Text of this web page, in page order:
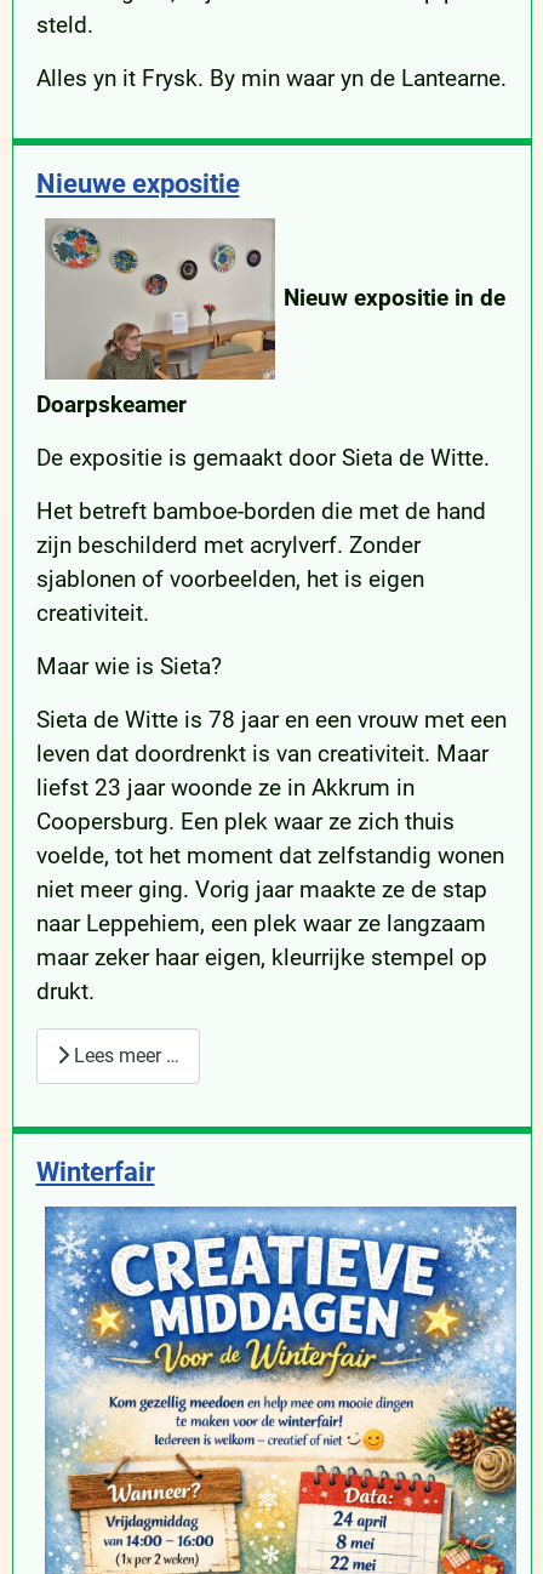
steld.
Alles yn it Frysk. By min waar yn de Lantearne.
Nieuwe expositie
Nieuw expositie in de
Doarpskeamer
De expositie is gemaakt door Sieta de Witte.
Het betreft bamboe-borden die met de hand
zijn beschilderd met acrylverf. Zonder
sjablonen of voorbeelden, het is eigen
creativiteit.
Maar wie is Sieta?
Sieta de Witte is 78 jaar en een vrouw met een
leven dat doordrenkt is van creativiteit. Maar
liefst 23 jaar woonde ze in Akkrum in
Coopersburg. Een plek waar ze zich thuis
voelde, tot het moment dat zelfstandig wonen
niet meer ging. Vorig jaar maakte ze de stap
naar Leppehiem, een plek waar ze langzaam
maar zeker haar eigen, kleurrijke stempel op
drukt.
Lees meer …
Winterfair